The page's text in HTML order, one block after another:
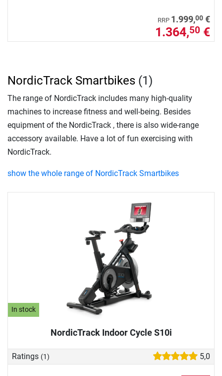
RRP 1.999,00 €
1.364,50 €
In stock
NordicTrack Indoor Cycle S10i
Ratings (1) 5,0
NordicTrack Smartbikes (1)
The range of NordicTrack includes many high-quality
machines to increase fitness and well-being. Besides
equipment of the NordicTrack , there is also wide-range
accessory available. Have a lot of fun exercising with
NordicTrack.
show the whole range of NordicTrack Smartbikes